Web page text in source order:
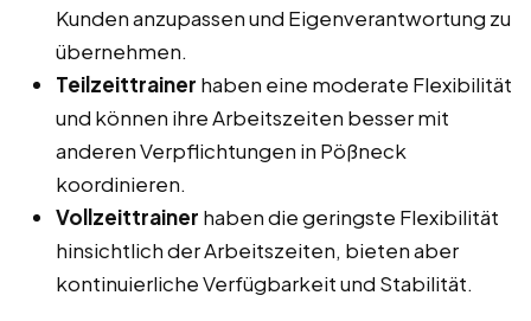
Kunden anzupassen und Eigenverantwortung zu
übernehmen.
Teilzeittrainer haben eine moderate Flexibilität
und können ihre Arbeitszeiten besser mit
anderen Verpflichtungen in Pößneck
koordinieren.
Vollzeittrainer haben die geringste Flexibilität
hinsichtlich der Arbeitszeiten, bieten aber
kontinuierliche Verfügbarkeit und Stabilität.